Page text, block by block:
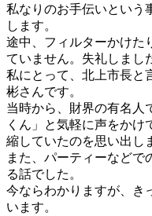
私なりのお手伝いという
します。
途中、フィルターかけた
ていません。失礼しまし
私にとって、北上市長と
彬さんです。
当時から、財界の有名人
くん」と気軽に声をか
縮していたのを思い出し
また、パーティーなどで
る話でした。
今ならわかりますが、き
います。